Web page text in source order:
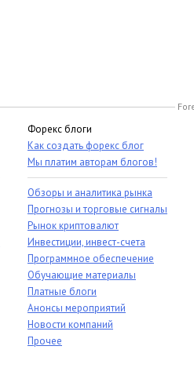
Форекс блоги
Как создать форекс блог
Мы платим авторам блогов!
Обзоры и аналитика рынка
Прогнозы и торговые сигналы
Рынок криптовалют
Инвестиции, инвест-счета
Программное обеспечение
Обучающие материалы
Платные блоги
Анонсы мероприятий
Новости компаний
Прочее